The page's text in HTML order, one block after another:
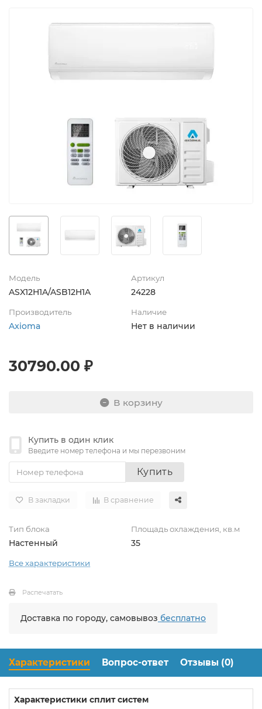
Модель
ASX12H1A/ASB12H1A
Артикул
24228
Производитель
Axioma
Наличие
Нет в наличии
30790.00 ₽
В корзину
Купить в один клик
Введите номер телефона и мы перезвоним
Купить
В закладки В сравнение
Тип блока
Настенный
Площадь охлаждения, кв.м
35
Все характеристики
Распечатать
Доставка по городу, самовывоз бесплатно
Характеристики Вопрос-ответ Отзывы (0)
Характеристики сплит систем